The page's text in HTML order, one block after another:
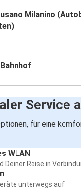
Milanino
Service
für eine
WLAN
Deiner Reise in
unterwegs auf